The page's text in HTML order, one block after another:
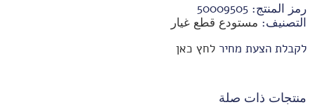
رمز المنتج: 50009505
التصنيف: مستودع قطع غيار
לקבלת הצעת מחיר לחץ כאן
منتجات ذات صلة